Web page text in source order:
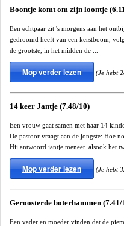
Boontje komt om zijn loontje
Een echtpaar zit 's morgens aan het
gedroomd heeft van een kerstboom,
de grootste, in het midden de ...
Mop verder lezen (Je hebt
14 keer Jantje (7.48/10)
Een vrouw gaat samen met haar 14
De pastoor vraagt aan de jongste: Hoe
Hij antwoord jantje meneer. alsook het
Mop verder lezen (Je hebt
Geroosterde boterhammen (7.41/
Een vader en moeder vinden dat de